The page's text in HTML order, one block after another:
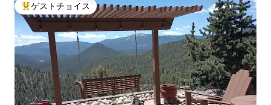
大好評のゲストチョイスです。
ゲストチョイス